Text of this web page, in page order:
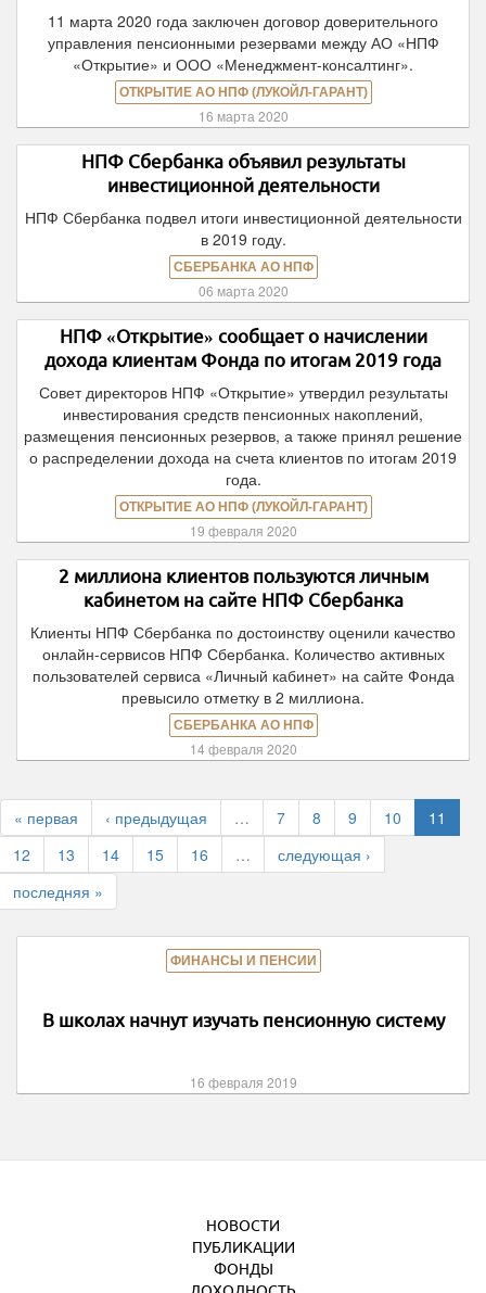
11 марта 2020 года заключен договор доверительного
управления пенсионными резервами между АО «НПФ
«Открытие» и ООО «Менеджмент-консалтинг».
ОТКРЫТИЕ АО НПФ (ЛУКОЙЛ-ГАРАНТ)
16 марта 2020
НПФ Сбербанка объявил результаты
инвестиционной деятельности
НПФ Сбербанка подвел итоги инвестиционной деятельности
в 2019 году.
СБЕРБАНКА АО НПФ
06 марта 2020
НПФ «Открытие» сообщает о начислении
дохода клиентам Фонда по итогам 2019 года
Совет директоров НПФ «Открытие» утвердил результаты
инвестирования средств пенсионных накоплений,
размещения пенсионных резервов, а также принял решение
о распределении дохода на счета клиентов по итогам 2019
года.
ОТКРЫТИЕ АО НПФ (ЛУКОЙЛ-ГАРАНТ)
19 февраля 2020
2 миллиона клиентов пользуются личным
кабинетом на сайте НПФ Сбербанка
Клиенты НПФ Сбербанка по достоинству оценили качество
онлайн-сервисов НПФ Сбербанка. Количество активных
пользователей сервиса «Личный кабинет» на сайте Фонда
превысило отметку в 2 миллиона.
СБЕРБАНКА АО НПФ
14 февраля 2020
« первая ‹ предыдущая … 7 8 9 10
11
12
13 14 15 16 …
следующая ›
последняя »
ФИНАНСЫ И ПЕНСИИ
В школах начнут изучать пенсионную систему
16 февраля 2019
НОВОСТИ
ПУБЛИКАЦИИ
ФОНДЫ